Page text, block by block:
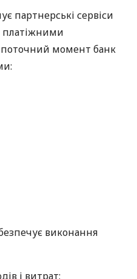
партнерські сервіси
платіжними
момент банк
виконання
і витрат;